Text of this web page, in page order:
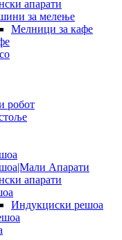
апарати
за мелење
Мелници за кафе
робот
Апарати
апарати
Индукциски решоа